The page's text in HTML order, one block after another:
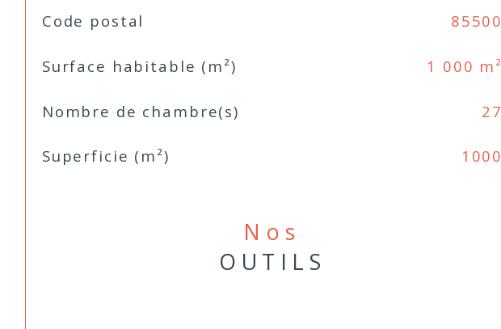
Code postal 85500
Surface habitable (m²) 1 000 m²
Nombre de chambre(s) 27
Superficie (m²) 1000
Nos
OUTILS